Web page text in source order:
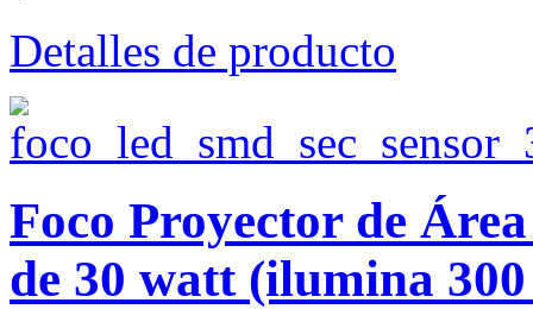
Detalles de producto
Foco Proyector de
de 30 watt (ilumina